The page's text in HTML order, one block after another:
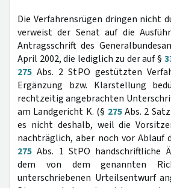
Die Verfahrensrügen dringen nicht
verweist der Senat auf die
Antragsschrift des
April 2002, die lediglich zu der auf §
275 Abs. 2 StPO gestützten
Ergänzung bzw. Klarstellung
rechtzeitig angebrachten
am Landgericht K. (§ 275Abs. 2
es nicht deshalb, weil die
nachträglich, aber noch vor Ablauf
275 Abs. 1 StPO handschriftliche
dem von dem genannten
unterschriebenen Urteilsentwurf